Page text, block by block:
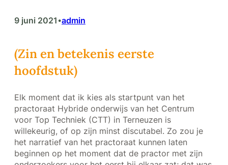
9 juni 2021 •admin
(Zin en betekenis eerste
hoofdstuk)
Elk moment dat ik kies als startpunt van het
practoraat Hybride onderwijs van het Centrum
voor Top Techniek (CTT) in Terneuzen is
willekeurig, of op zijn minst discutabel. Zo zou je
het narratief van het practoraat kunnen laten
beginnen op het moment dat de practor met zijn